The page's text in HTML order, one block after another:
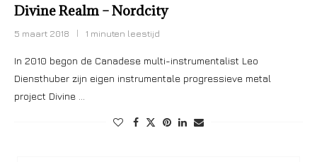
Divine Realm – Nordcity
5 maart 2018 1 minuten leestijd
In 2010 begon de Canadese multi-instrumentalist Leo
Diensthuber zijn eigen instrumentale progressieve metal
project Divine …